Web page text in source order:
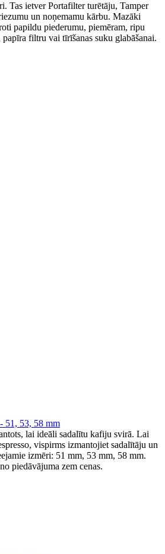
Tas ietver Portafilter turētāju, Tamper
un noņemamu kārbu. Mazāki
papildu piederumu, piemēram, ripu
filtru vai tīrīšanas suku glabāšanai.
51, 53, 58 mm
lai ideāli sadalītu kafiju svirā. Lai
vispirms izmantojiet sadalītāju un
izmēri: 51 mm, 53 mm, 58 mm.
piedāvājuma zem cenas.